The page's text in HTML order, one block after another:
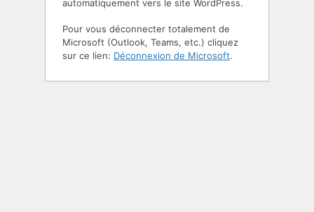
automatiquement vers le site WordPress.
Pour vous déconnecter totalement de
Microsoft (Outlook, Teams, etc.) cliquez
sur ce lien: Déconnexion de Microsoft.